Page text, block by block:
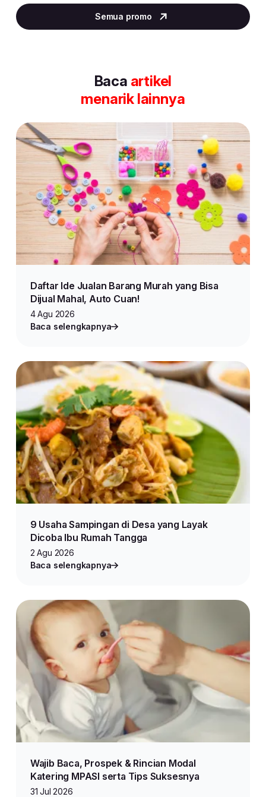
2
of
Semua promo
Baca artikel
menarik lainnya
Daftar Ide Jualan Barang Murah yang Bisa
Dijual Mahal, Auto Cuan!
4 Agu 2026
Baca selengkapnya
9 Usaha Sampingan di Desa yang Layak
Dicoba Ibu Rumah Tangga
2 Agu 2026
Baca selengkapnya
Wajib Baca, Prospek & Rincian Modal
Katering MPASI serta Tips Suksesnya
31 Jul 2026